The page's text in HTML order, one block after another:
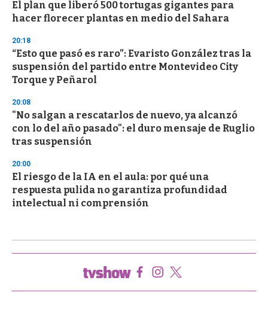
El plan que liberó 500 tortugas gigantes para
hacer florecer plantas en medio del Sahara
20:18
“Esto que pasó es raro”: Evaristo González tras la
suspensión del partido entre Montevideo City
Torque y Peñarol
20:08
"No salgan a rescatarlos de nuevo, ya alcanzó
con lo del año pasado": el duro mensaje de Ruglio
tras suspensión
20:00
El riesgo de la IA en el aula: por qué una
respuesta pulida no garantiza profundidad
intelectual ni comprensión